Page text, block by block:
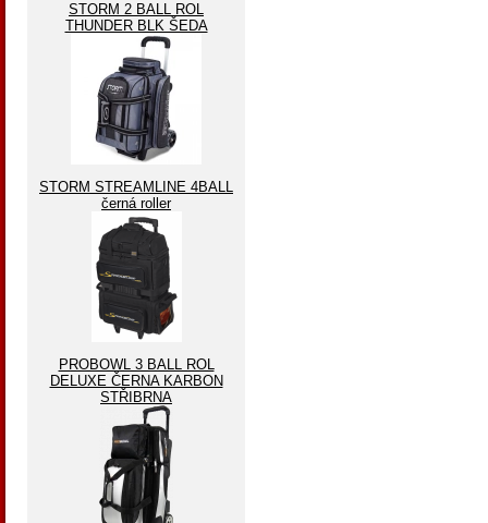
STORM 2 BALL ROL
THUNDER BLK ŠEDA
STORM STREAMLINE 4BALL
černá roller
PROBOWL 3 BALL ROL
DELUXE ČERNA KARBON
STŘIBRNA